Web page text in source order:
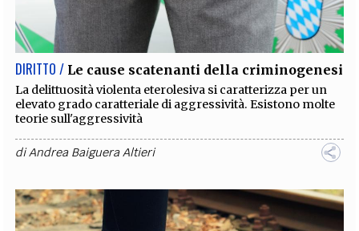
EXTRA
CODICI RUBRICHE PROCEEDINGS PUBBLICITÀ CONTATTI
SOCIAL MEDIA
DIRITTO / Le cause scatenanti della criminogenesi
La delittuosità violenta eterolesiva si caratterizza per un
elevato grado caratteriale di aggressività. Esistono molte
teorie sull'aggressività
diAndrea Baiguera Altieri